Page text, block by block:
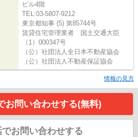
ビル4階
TEL:03-5807-9212
東京都知事 (5) 第85744号
賃貸住宅管理業者 国土交通大臣
（1）000347号
（公）社団法人全日本不動産協会
（公）社団法人不動産保証協会
情報の見方
お問い合わせする(無料)
でお問い合わせする